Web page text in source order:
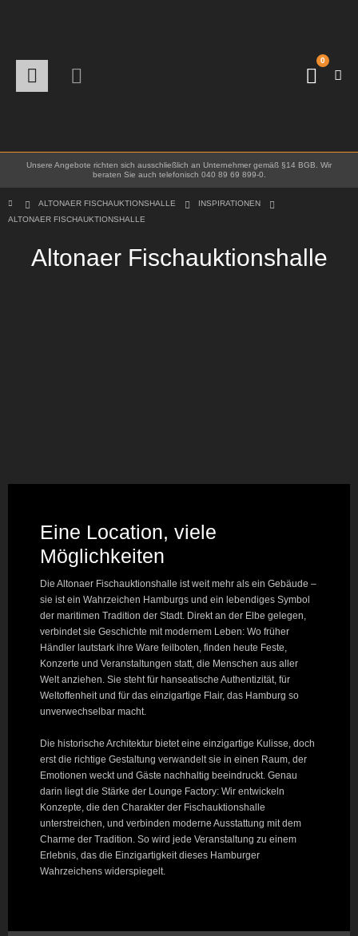
0
Unsere Angebote richten sich ausschließlich an Unternehmer gemäß §14 BGB. Wir
beraten Sie auch telefonisch 040 89 69 899-0.
ALTONAER FISCHAUKTIONSHALLE
INSPIRATIONEN
ALTONAER FISCHAUKTIONSHALLE
Altonaer Fischauktionshalle
Eine Location, viele
Möglichkeiten
Die Altonaer Fischauktionshalle ist weit mehr als ein Gebäude –
sie ist ein Wahrzeichen Hamburgs und ein lebendiges Symbol
der maritimen Tradition der Stadt. Direkt an der Elbe gelegen,
verbindet sie Geschichte mit modernem Leben: Wo früher
Händler lautstark ihre Ware feilboten, finden heute Feste,
Konzerte und Veranstaltungen statt, die Menschen aus aller
Welt anziehen. Sie steht für hanseatische Authentizität, für
Weltoffenheit und für das einzigartige Flair, das Hamburg so
unverwechselbar macht.
Die historische Architektur bietet eine einzigartige Kulisse, doch
erst die richtige Gestaltung verwandelt sie in einen Raum, der
Emotionen weckt und Gäste nachhaltig beeindruckt. Genau
darin liegt die Stärke der Lounge Factory: Wir entwickeln
Konzepte, die den Charakter der Fischauktionshalle
unterstreichen, und verbinden moderne Ausstattung mit dem
Charme der Tradition. So wird jede Veranstaltung zu einem
Erlebnis, das die Einzigartigkeit dieses Hamburger
Wahrzeichens widerspiegelt.